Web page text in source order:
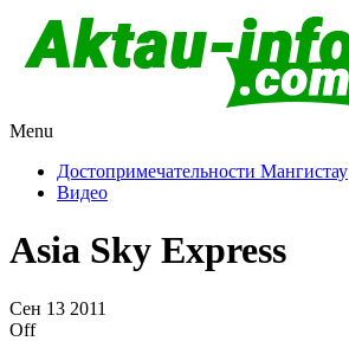
Казахстан
Menu
Достопримечательности Мангистау
Видео
Asia Sky Express
Сен 13 2011
Off